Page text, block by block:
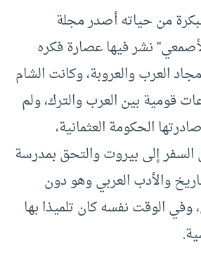
من حياته أصدر مجلة
نشر فيها عصارة فكره
العرب والعروبة، وكانت الشام
قومية بين العرب والترك، ولم
الحكومة العثمانية،
السفر إلى بيروت والتحق بمدرسة
والأدب العربي وهو دون
وفي الوقت نفسه كان تلميذا بها